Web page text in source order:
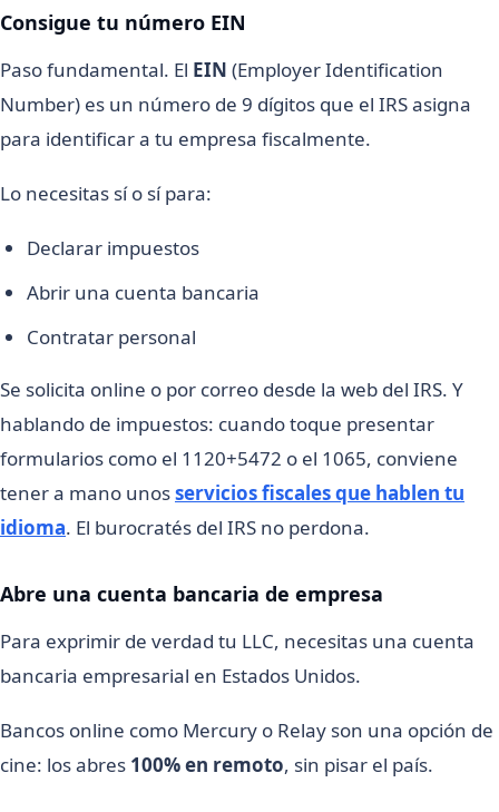
Consigue tu número EIN
Paso fundamental. El EIN (Employer Identification
Number) es un número de 9 dígitos que el IRS asigna
para identificar a tu empresa fiscalmente.
Lo necesitas sí o sí para:
Declarar impuestos
Abrir una cuenta bancaria
Contratar personal
Se solicita online o por correo desde la web del IRS. Y
hablando de impuestos: cuando toque presentar
formularios como el 1120+5472 o el 1065, conviene
tener a mano unosservicios fiscales que hablen tu
idioma. El burocratés del IRS no perdona.
Abre una cuenta bancaria de empresa
Para exprimir de verdad tu LLC, necesitas una cuenta
bancaria empresarial en Estados Unidos.
Bancos online como Mercury o Relay son una opción de
cine: los abres 100% en remoto, sin pisar el país.